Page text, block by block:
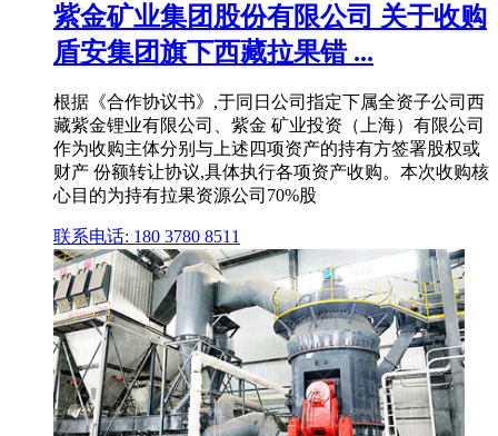
紫金矿业集团股份有限公司 关于收购
盾安集团旗下西藏拉果错 ...
根据《合作协议书》,于同日公司指定下属全资子公司西
藏紫金锂业有限公司、紫金 矿业投资（上海）有限公司
作为收购主体分别与上述四项资产的持有方签署股权或
财产 份额转让协议,具体执行各项资产收购。本次收购核
心目的为持有拉果资源公司70%股
联系电话: 180 3780 8511